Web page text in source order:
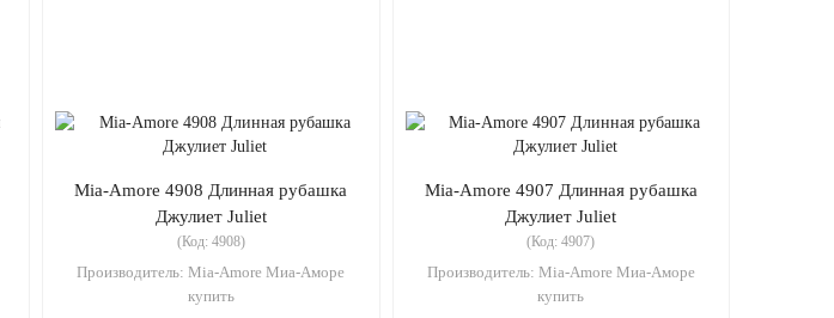
Mia-Amore 4908 Длинная рубашка
Джулиет Juliet
(Код: 4908)
Производитель:Mia-Amore Миа-Аморе
купить
Mia-Amore 4907 Длинная рубашка
Джулиет Juliet
(Код:4907)
Производитель: Mia-Amore Миа-Аморе
купить